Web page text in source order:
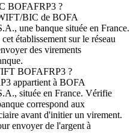
BOFAFRP3 ?
BIC de BOFA
une banque située en France.
établissement sur le réseau
des virements
BOFAFRP3 ?
appartient à BOFA
située en France. Vérifie
correspond aux
avant d'initier un virement.
envoyer de l'argent à